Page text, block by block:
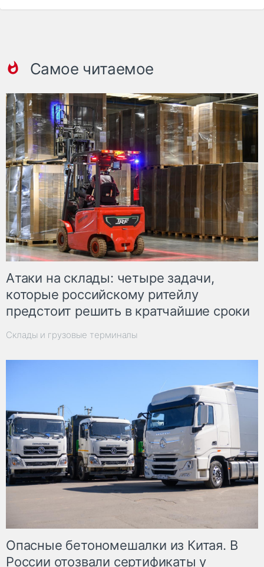
Дзен
Самое читаемое
Атаки на склады: четыре задачи,
которые российскому ритейлу
предстоит решить в кратчайшие сроки
Склады и грузовые терминалы
Опасные бетономешалки из Китая. В
России отозвали сертификаты у